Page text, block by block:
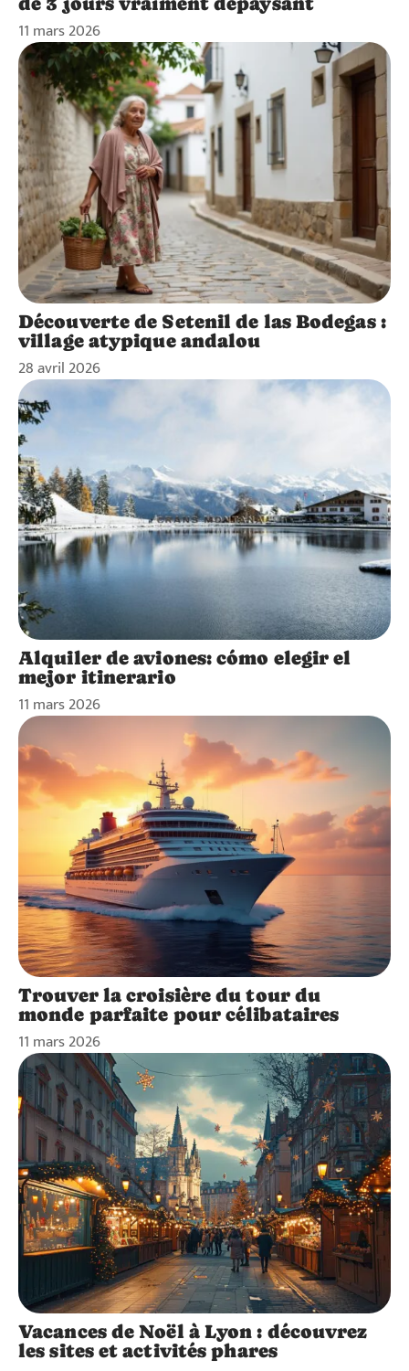
11 mars 2026
Découverte de Setenil de las Bodegas :
village atypique andalou
28 avril 2026
Alquiler de aviones: cómo elegir el
mejor itinerario
11 mars 2026
Trouver la croisière du tour du
monde parfaite pour célibataires
11 mars 2026
Vacances de Noël à Lyon : découvrez
les sites et activités phares